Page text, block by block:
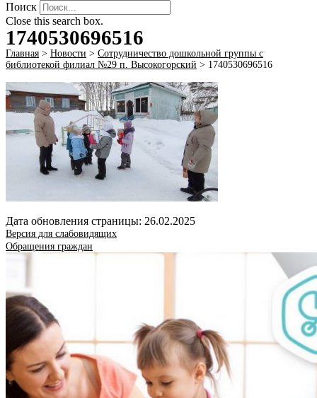
Поиск
Close this search box.
1740530696516
Главная > Новости > Сотрудничество дошкольной группы с
библиотекой филиал №29 п. Высокогорский > 1740530696516
Дата обновления страницы: 26.02.2025
Версия для слабовидящих
Обращения граждан